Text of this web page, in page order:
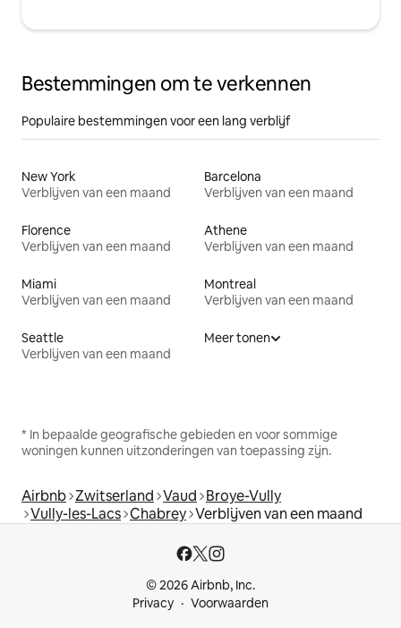
Bestemmingen om te verkennen
Populaire bestemmingen voor een lang verblijf
New York
Verblijven van een maand
Barcelona
Verblijven van een maand
Florence
Verblijven van een maand
Athene
Verblijven van een maand
Miami
Verblijven van een maand
Montreal
Verblijven van een maand
Seattle
Verblijven van een maand
Meer tonen
* In bepaalde geografische gebieden en voor sommige
woningen kunnen uitzonderingen van toepassing zijn.
Airbnb Zwitserland Vaud Broye-Vully
Vully-les-Lacs Chabrey Verblijven van een maand
© 2026 Airbnb, Inc.
Privacy
Voorwaarden